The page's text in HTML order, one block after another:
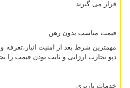
قرار می گیرند.
قیمت مناسب بدون رهن
مهمترین شرط بعد از امنیت انبار،تعرفه
دپو تجارت ارزانی و ثابت بودن قیمت را
خدمات باربری